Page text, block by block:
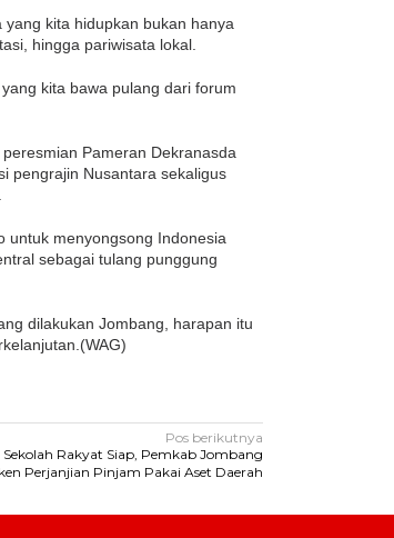
kita hidupkan bukan hanya
hingga pariwisata lokal.
kita bawa pulang dari forum
Pameran Dekranasda
pengrajin Nusantara sekaligus
untuk menyongsong Indonesia
sebagai tulang punggung
dilakukan Jombang, harapan itu
Pos berikutnya
Sekolah Rakyat Siap, Pemkab Jombang
Perjanjian Pinjam Pakai Aset Daerah